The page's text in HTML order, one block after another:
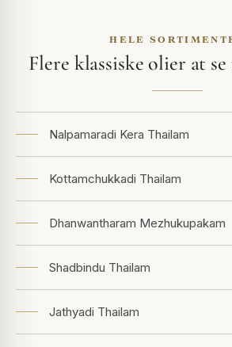
HELE
Flere klassiske olier at
Nalpamaradi Kera Thailam
Kottamchukkadi Thailam
Dhanwantharam Mezhukupakam
Shadbindu Thailam
Jathyadi Thailam